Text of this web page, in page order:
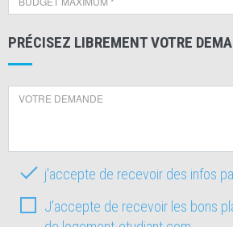
PRÉCISEZ LIBREMENT VOTRE
j'accepte de recevoir des infos
J’accepte de recevoir les bons